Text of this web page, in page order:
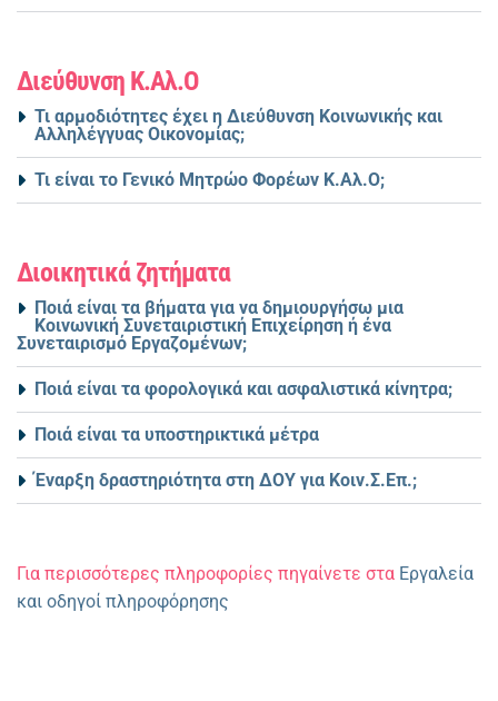
Διεύθυνση Κ.Αλ.Ο
Τι αρμοδιότητες έχει η Διεύθυνση Κοινωνικής και
Αλληλέγγυας Οικονομίας;
Τι είναι το Γενικό Μητρώο Φορέων Κ.Αλ.Ο;
Διοικητικά ζητήματα
Ποιά είναι τα βήματα για να δημιουργήσω μια
Κοινωνική Συνεταιριστική Επιχείρηση ή ένα
Συνεταιρισμό Εργαζομένων;
Ποιά είναι τα φορολογικά και ασφαλιστικά κίνητρα;
Ποιά είναι τα υποστηρικτικά μέτρα
Έναρξη δραστηριότητα στη ΔΟΥ για Κοιν.Σ.Επ.;
Για περισσότερες πληροφορίες πηγαίνετε στα Εργαλεία
και οδηγοί πληροφόρησης